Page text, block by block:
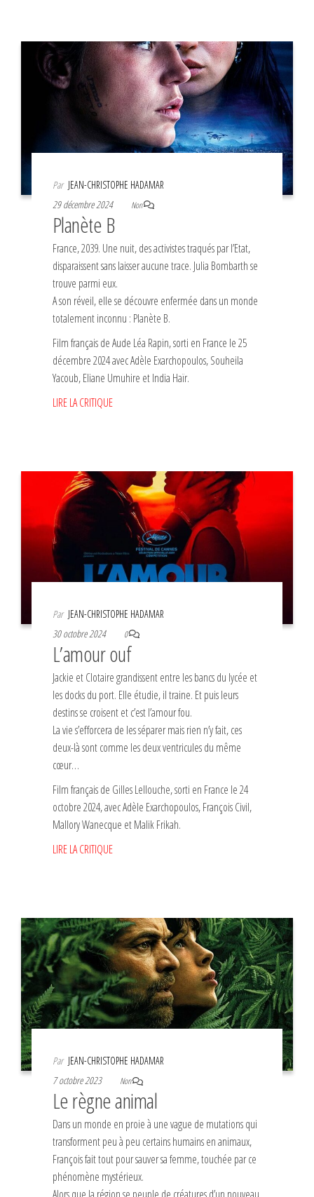
Par JEAN-CHRISTOPHE HADAMAR
29 décembre 2024
Non
Planète B
France, 2039. Une nuit, des activistes traqués par l’Etat,
disparaissent sans laisser aucune trace. Julia Bombarth se
trouve parmi eux.
A son réveil, elle se découvre enfermée dans un monde
totalement inconnu : Planète B.
Film français de Aude Léa Rapin, sorti en France le 25
décembre 2024 avec Adèle Exarchopoulos, Souheila
Yacoub, Eliane Umuhire et India Haïr.
LIRE LA CRITIQUE
Par JEAN-CHRISTOPHE HADAMAR
30 octobre 2024
0
L’amour ouf
Jackie et Clotaire grandissent entre les bancs du lycée et
les docks du port. Elle étudie, il traine. Et puis leurs
destins se croisent et c’est l’amour fou.
La vie s’efforcera de les séparer mais rien n’y fait, ces
deux-là sont comme les deux ventricules du même
cœur…
Film français de Gilles Lellouche, sorti en France le 24
octobre 2024, avec Adèle Exarchopoulos, François Civil,
Mallory Wanecque et Malik Frikah.
LIRE LA CRITIQUE
Par JEAN-CHRISTOPHE HADAMAR
7 octobre 2023
Non
Le règne animal
Dans un monde en proie à une vague de mutations qui
transforment peu à peu certains humains en animaux,
François fait tout pour sauver sa femme, touchée par ce
phénomène mystérieux.